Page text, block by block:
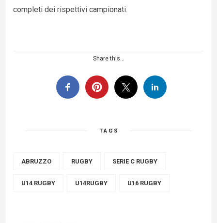
completi dei rispettivi campionati.
Share this...
TAGS
ABRUZZO RUGBY SERIE C RUGBY
U14 RUGBY U14RUGBY U16 RUGBY